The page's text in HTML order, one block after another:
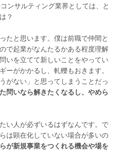
ンサルティング業界としては、と
？
たと思います。僕は前職で仲間と
で起業がなんたるかある程度理解
いを立てて新しいことをやってい
ーがかかるし、軋轢もおきます。
がない」と思ってしまうことだっ
問いなら解きたくなるし、やめら
い人が必ずいるはずなんです。で
は顕在化していない場合が多いの
が新規事業をつくれる機会や場を